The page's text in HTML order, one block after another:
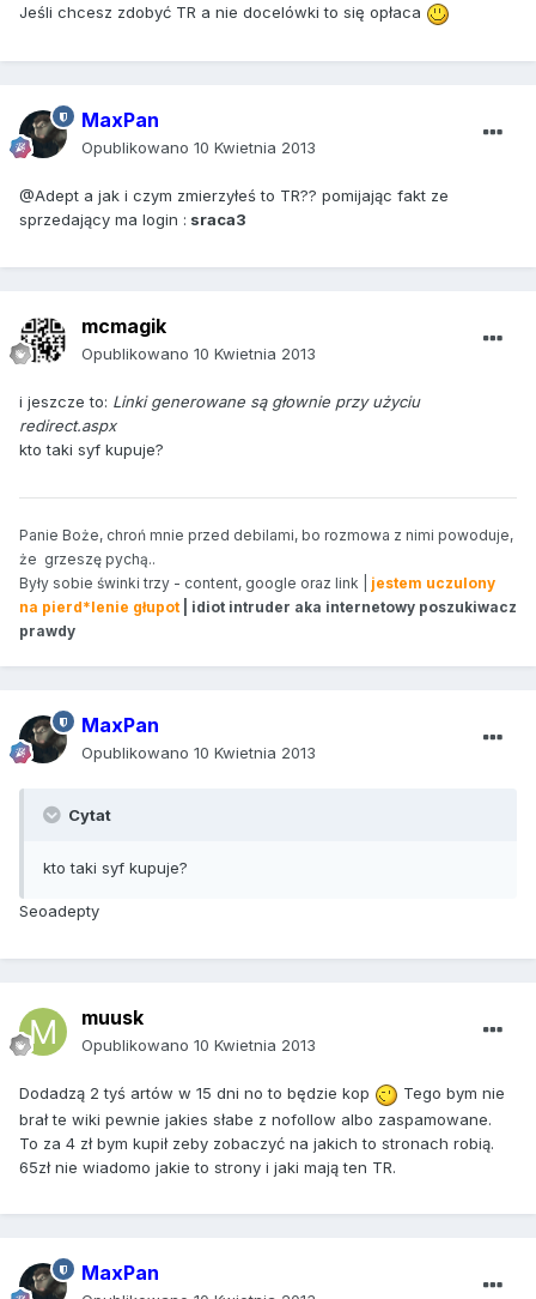
Jeśli chcesz zdobyć TR a nie docelówki to się opłaca
MaxPan
Opublikowano 10 Kwietnia 2013
@Adept a jak i czym zmierzyłeś to TR?? pomijając fakt ze
sprzedający ma login : sraca3
mcmagik
Opublikowano 10 Kwietnia 2013
i jeszcze to: Linki generowane są głownie przy użyciu
redirect.aspx
kto taki syf kupuje?
Panie Boże, chroń mnie przed debilami, bo rozmowa z nimi powoduje,
że grzeszę pychą..
Były sobie świnki trzy - content, google oraz link | jestem uczulony
na pierd*lenie głupot| idiot intruder aka internetowy poszukiwacz
prawdy
MaxPan
Opublikowano 10 Kwietnia 2013
Cytat
kto taki syf kupuje?
Seoadepty
muusk
Opublikowano 10 Kwietnia 2013
Dodadzą 2 tyś artów w 15 dni no to będzie kop
Tego bym nie
brał te wiki pewnie jakies słabe z nofollow albo zaspamowane.
To za 4 zł bym kupił zeby zobaczyć na jakich to stronach robią.
65zł nie wiadomo jakie to strony i jaki mają ten TR.
MaxPan